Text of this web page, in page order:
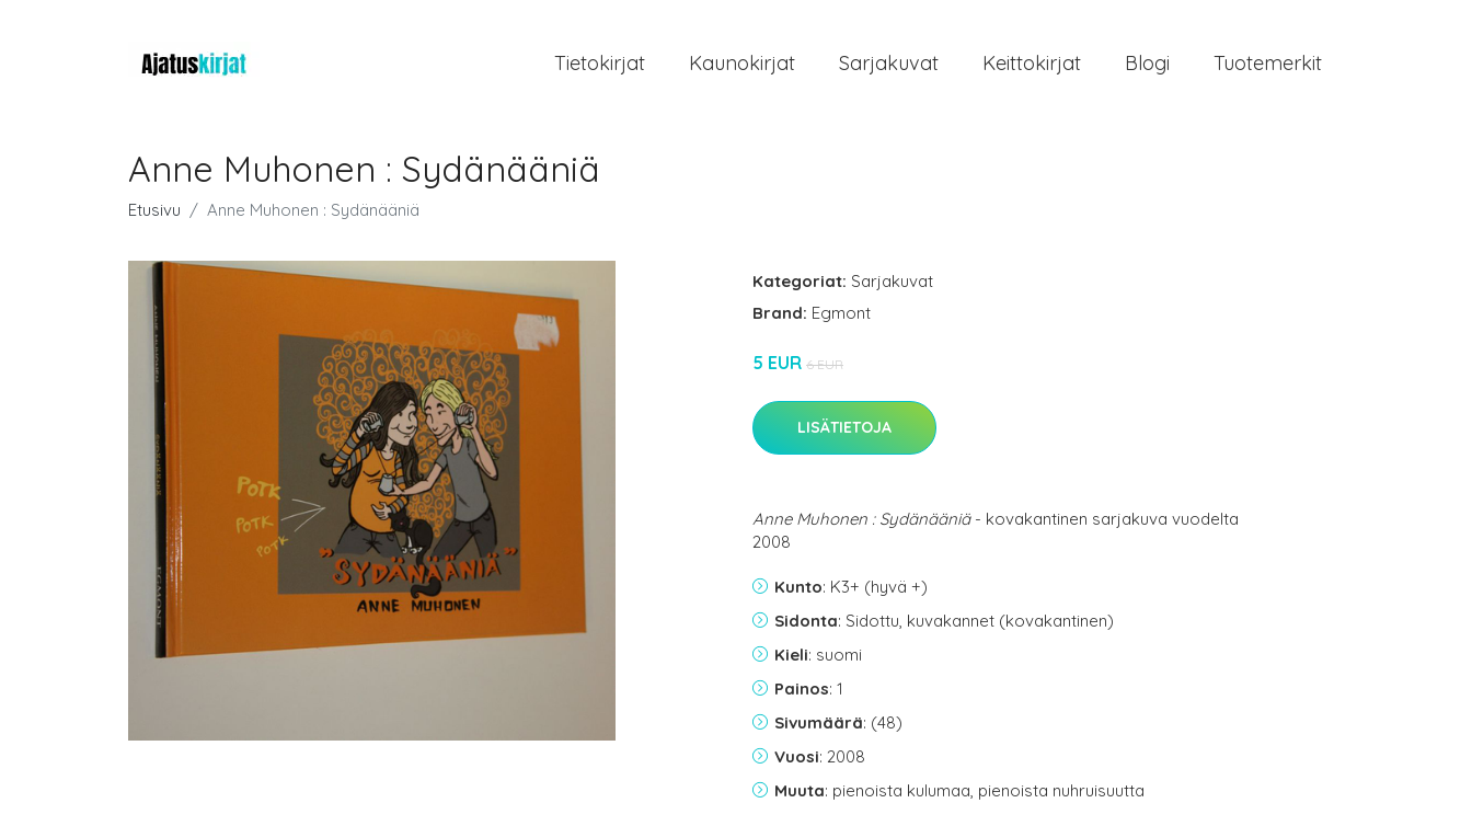
Tietokirjat Kaunokirjat Sarjakuvat Keittokirjat Blogi Tuotemerkit
Anne Muhonen : Sydänääniä
Etusivu Anne Muhonen : Sydänääniä
Kategoriat: Sarjakuvat
Brand: Egmont
5 EUR 6 EUR
LISÄTIETOJA
Anne Muhonen : Sydänääniä- kovakantinen sarjakuva vuodelta
2008
Kunto: K3+ (hyvä +)
Sidonta: Sidottu, kuvakannet (kovakantinen)
Kieli: suomi
Painos: 1
Sivumäärä: (48)
Vuosi: 2008
Muuta: pienoista kulumaa, pienoista nuhruisuutta